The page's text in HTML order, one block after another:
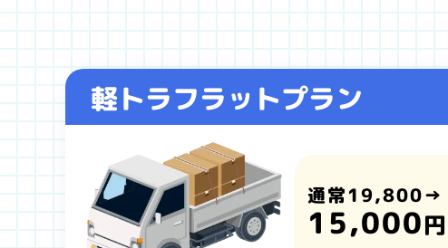
軽トラフラットプラン
通常19,800→
15,000